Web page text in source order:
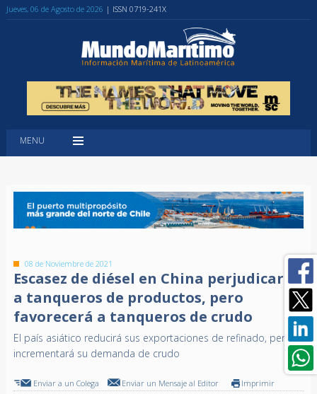
Jueves, 06 de Agosto de 2026 | ISSN 0719-241X
MENU
08 de Noviembre de 2021
Escasez de diésel en China perjudicará
a tanqueros de productos, pero
favorecerá a tanqueros de crudo
El país asiático reducirá sus exportaciones de refinado, pero
incrementará su demanda de crudo
Enviar a un Colega Enviar un Mensaje al Editor Imprimir